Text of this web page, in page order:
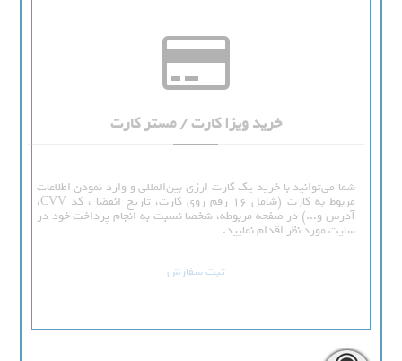
خرید ویزا کارت / مستر کارت
شما می‌توانید با خرید یک کارت ارزی بین‌المللی و وارد نمودن اطلاعات
مربوط به کارت (شامل 16 رقم روی کارت، تاریخ انقضا ، کد CVV،
آدرس و...) در صفحه مربوطه، شخصا نسبت به انجام پرداخت خود در
سایت مورد نظر اقدام نمایید.
ثبت سفارش